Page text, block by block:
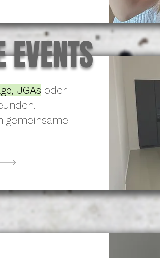
JGAs oder
gemeinsame